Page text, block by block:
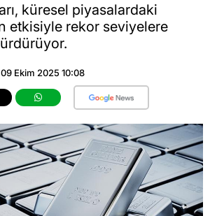
küresel piyasalardaki
etkisiyle rekor seviyelere
Ekim 2025 10:08